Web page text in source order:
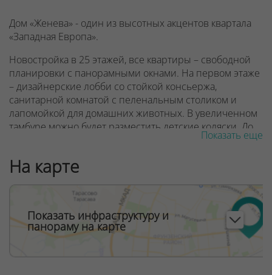
Дом «Женева» - один из высотных акцентов квартала
«Западная Европа».
Новостройка в 25 этажей, все квартиры – свободной
планировки с панорамными окнами. На первом этаже
– дизайнерские лобби со стойкой консьержа,
санитарной комнатой с пеленальным столиком и
лапомойкой для домашних животных. В увеличенном
тамбуре можно будет разместить детские коляски. До
квартир жителей доставят 3 скоростных лифта, один
В квартале «Западная Европа» в будущем появятся
детский сад и поликлиника, запроектированы
спортивные и десткие игровые площадки. Дом
Женева находится в шаговой доступности от
строящейся станции метро Аэродромная и торгово-
развлекательного комплекса Avia mall.
Показать еще
На карте
Показать инфраструктуру и
панораму на карте